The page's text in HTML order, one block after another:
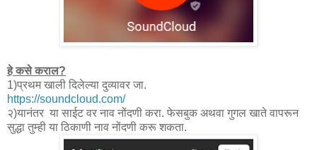
हे कसे कराल?
1)प्रथम खाली दिलेल्या दुव्यावर जा.
https://soundcloud.com/
२)यानंतर या साईट वर नाव नोंदणी करा. फेसबुक अथवा गुगल खाते वापरून
सुद्धा तुम्ही या ठिकाणी नाव नोंदणी करू शकता.